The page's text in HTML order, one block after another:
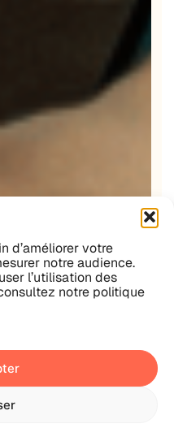
d’améliorer votre
notre audience.
l’utilisation des
notre politique